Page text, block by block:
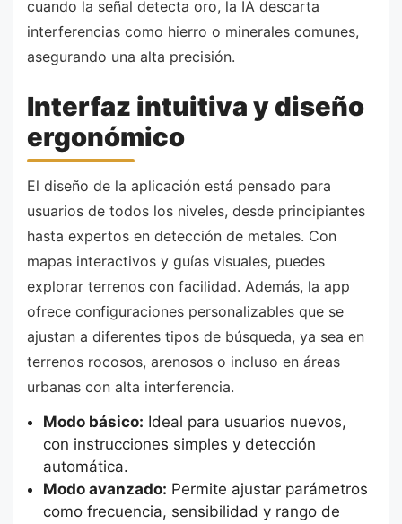
cuando la señal detecta oro, la IA descarta
interferencias como hierro o minerales comunes,
asegurando una alta precisión.
Interfaz intuitiva y diseño
ergonómico
El diseño de la aplicación está pensado para
usuarios de todos los niveles, desde principiantes
hasta expertos en detección de metales. Con
mapas interactivos y guías visuales, puedes
explorar terrenos con facilidad. Además, la app
ofrece configuraciones personalizables que se
ajustan a diferentes tipos de búsqueda, ya sea en
terrenos rocosos, arenosos o incluso en áreas
urbanas con alta interferencia.
Modo básico: Ideal para usuarios nuevos,
con instrucciones simples y detección
automática.
Modo avanzado: Permite ajustar parámetros
como frecuencia, sensibilidad y rango de